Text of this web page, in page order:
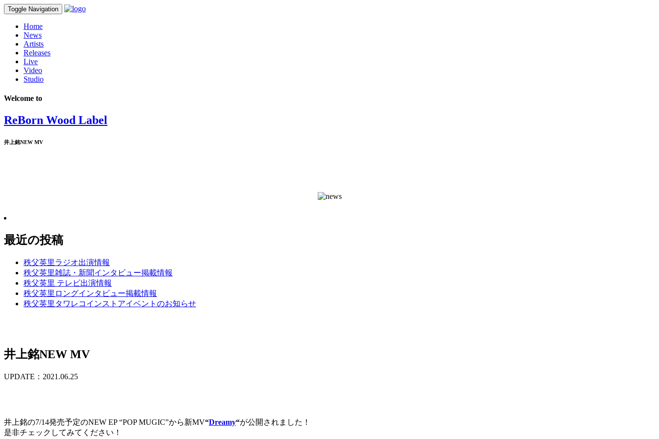
Toggle Navigation
Home
News
Artists
Releases
Live
Video
Studio
Welcome to
ReBorn Wood Label
井上銘NEW MV
最近の投稿
秩父英里ラジオ出演情報
秩父英里雑誌・新聞インタビュー掲載情報
秩父英里 テレビ出演情報
秩父英里ロングインタビュー掲載情報
秩父英里タワレコインストアイベントのお知らせ
井上銘NEW MV
UPDATE：2021.06.25
井上銘の7/14発売予定のNEW EP “POP MUGIC”から新MV“Dreamy“が公開されました！
是非チェックしてみてください！